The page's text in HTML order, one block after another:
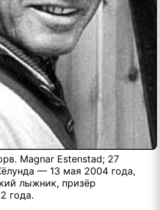
Magnar Estenstad; 27
— 13 мая 2004 года,
лыжник, призёр
года.